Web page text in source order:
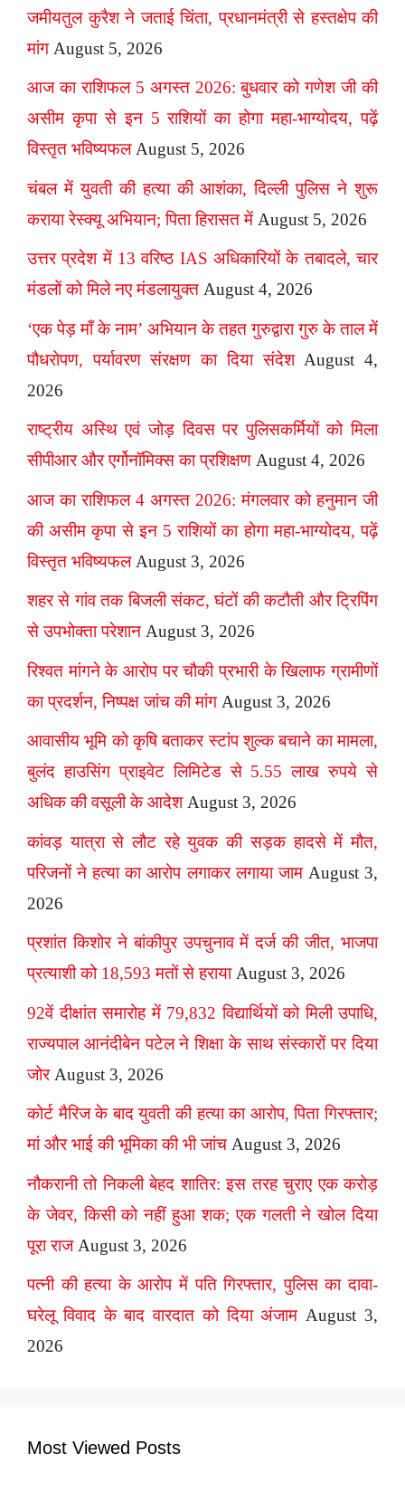
जमीयतुल कुरैश ने जताई चिंता, प्रधानमंत्री से हस्तक्षेप की
मांग August 5, 2026
आज का राशिफल 5 अगस्त 2026: बुधवार को गणेश जी की
असीम कृपा से इन 5 राशियों का होगा महा-भाग्योदय, पढ़ें
विस्तृत भविष्यफल August 5, 2026
चंबल में युवती की हत्या की आशंका, दिल्ली पुलिस ने शुरू
कराया रेस्क्यू अभियान; पिता हिरासत में August 5, 2026
उत्तर प्रदेश में 13 वरिष्ठ IAS अधिकारियों के तबादले, चार
मंडलों को मिले नए मंडलायुक्त August 4, 2026
‘एक पेड़ माँ के नाम’ अभियान के तहत गुरुद्वारा गुरु के ताल में
पौधरोपण, पर्यावरण संरक्षण का दिया संदेश August 4,
2026
राष्ट्रीय अस्थि एवं जोड़ दिवस पर पुलिसकर्मियों को मिला
सीपीआर और एर्गोनॉमिक्स का प्रशिक्षण August 4, 2026
आज का राशिफल 4 अगस्त 2026: मंगलवार को हनुमान जी
की असीम कृपा से इन 5 राशियों का होगा महा-भाग्योदय, पढ़ें
विस्तृत भविष्यफल August 3, 2026
शहर से गांव तक बिजली संकट, घंटों की कटौती और ट्रिपिंग
से उपभोक्ता परेशान August 3, 2026
रिश्वत मांगने के आरोप पर चौकी प्रभारी के खिलाफ ग्रामीणों
का प्रदर्शन, निष्पक्ष जांच की मांग August 3, 2026
आवासीय भूमि को कृषि बताकर स्टांप शुल्क बचाने का मामला,
बुलंद हाउसिंग प्राइवेट लिमिटेड से 5.55 लाख रुपये से
अधिक की वसूली के आदेश August 3, 2026
कांवड़ यात्रा से लौट रहे युवक की सड़क हादसे में मौत,
परिजनों ने हत्या का आरोप लगाकर लगाया जाम August 3,
2026
प्रशांत किशोर ने बांकीपुर उपचुनाव में दर्ज की जीत, भाजपा
प्रत्याशी को 18,593 मतों से हराया August 3, 2026
92वें दीक्षांत समारोह में 79,832 विद्यार्थियों को मिली उपाधि,
राज्यपाल आनंदीबेन पटेल ने शिक्षा के साथ संस्कारों पर दिया
जोर August 3, 2026
कोर्ट मैरिज के बाद युवती की हत्या का आरोप, पिता गिरफ्तार;
मां और भाई की भूमिका की भी जांच August 3, 2026
नौकरानी तो निकली बेहद शातिर: इस तरह चुराए एक करोड़
के जेवर, किसी को नहीं हुआ शक; एक गलती ने खोल दिया
पूरा राज August 3, 2026
पत्नी की हत्या के आरोप में पति गिरफ्तार, पुलिस का दावा-
घरेलू विवाद के बाद वारदात को दिया अंजाम August 3,
2026
Most Viewed Posts